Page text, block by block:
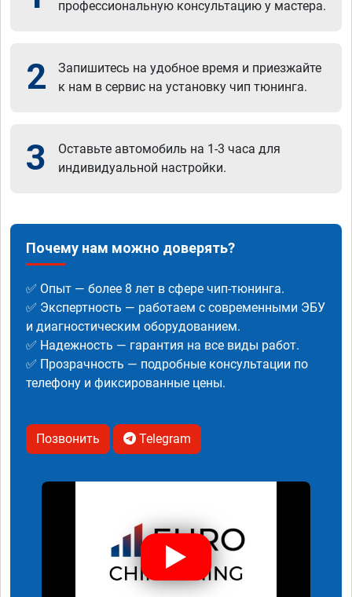
профессиональную консультацию у мастера.
2
Запишитесь на удобное время и приезжайте
к нам в сервис на установку чип тюнинга.
3
Оставьте автомобиль на 1-3 часа для
индивидуальной настройки.
Почему нам можно доверять?
✅ Опыт — более 8 лет в сфере чип-тюнинга.
✅ Экспертность — работаем с современными ЭБУ
и диагностическим оборудованием.
✅ Надежность — гарантия на все виды работ.
✅ Прозрачность — подробные консультации по
телефону и фиксированные цены.
Позвонить Telegram